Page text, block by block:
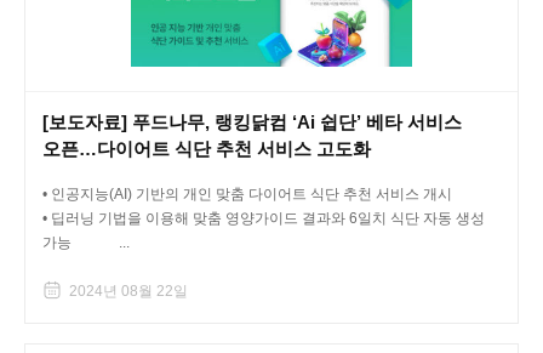
[보도자료] 푸드나무, 랭킹닭컴 ‘Ai 쉽단’ 베타 서비스
오픈…다이어트 식단 추천 서비스 고도화
• 인공지능(AI) 기반의 개인 맞춤 다이어트 식단 추천 서비스 개시
• 딥러닝 기법을 이용해 맞춤 영양가이드 결과와 6일치 식단 자동 생성
가능 ...
2024년 08월 22일